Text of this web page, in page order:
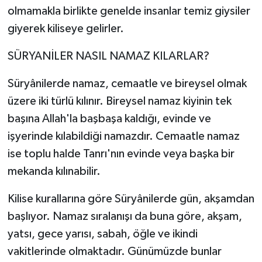
olmamakla birlikte genelde insanlar temiz giysiler
giyerek kiliseye gelirler.
SÜRYANİLER NASIL NAMAZ KILARLAR?
Süryânilerde namaz, cemaatle ve bireysel olmak
üzere iki türlü kılınır. Bireysel namaz kiyinin tek
başına Allah'la başbaşa kaldığı, evinde ve
işyerinde kılabildiği namazdır. Cemaatle namaz
ise toplu halde Tanrı'nın evinde veya başka bir
mekanda kılınabilir.
Kilise kurallarına göre Süryânilerde gün, akşamdan
başlıyor. Namaz sıralanışı da buna göre, akşam,
yatsı, gece yarısı, sabah, öğle ve ikindi
vakitlerinde olmaktadır. Günümüzde bunlar